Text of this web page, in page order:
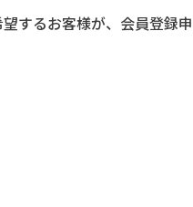
するお客様が、会員登録